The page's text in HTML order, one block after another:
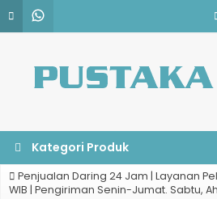
Kategori Produk
Penjualan Daring 24 Jam | Layanan
WIB | Pengiriman Senin-Jumat. Sabtu,